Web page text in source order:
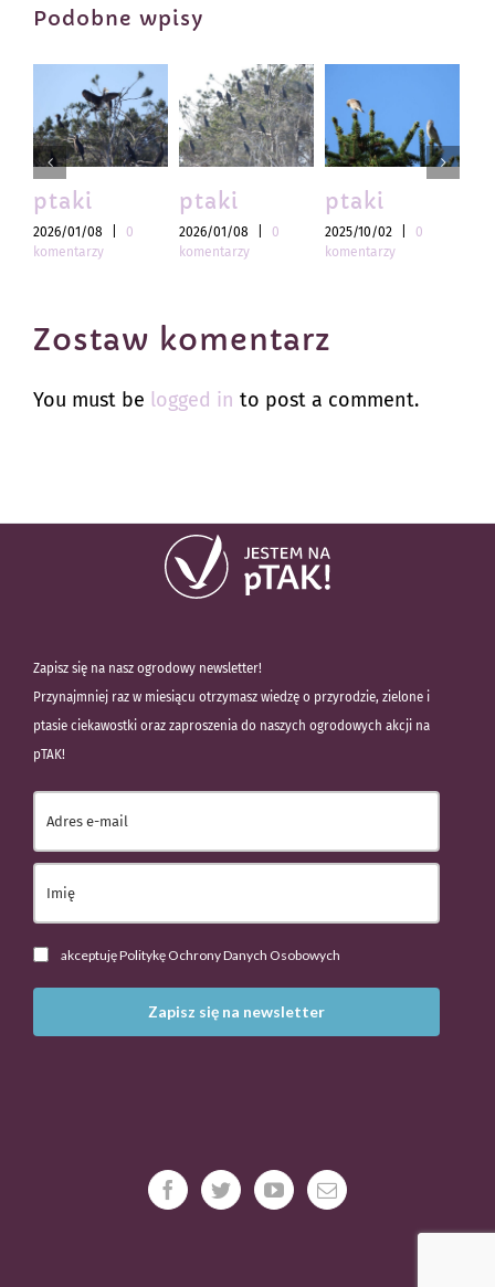
Podobne wpisy
ptaki
2026/01/08
0
komentarzy
ptaki
2026/01/08
0
komentarzy
ptaki
2025/10/02
0
komentarzy
Zostaw komentarz
You must be logged in to post a comment.
Zapisz się na nasz ogrodowy newsletter!
Przynajmniej raz w miesiącu otrzymasz wiedzę o przyrodzie, zielone i
ptasie ciekawostki oraz zaproszenia do naszych ogrodowych akcji na
pTAK!
akceptuję Politykę Ochrony Danych Osobowych
Zapisz się na newsletter